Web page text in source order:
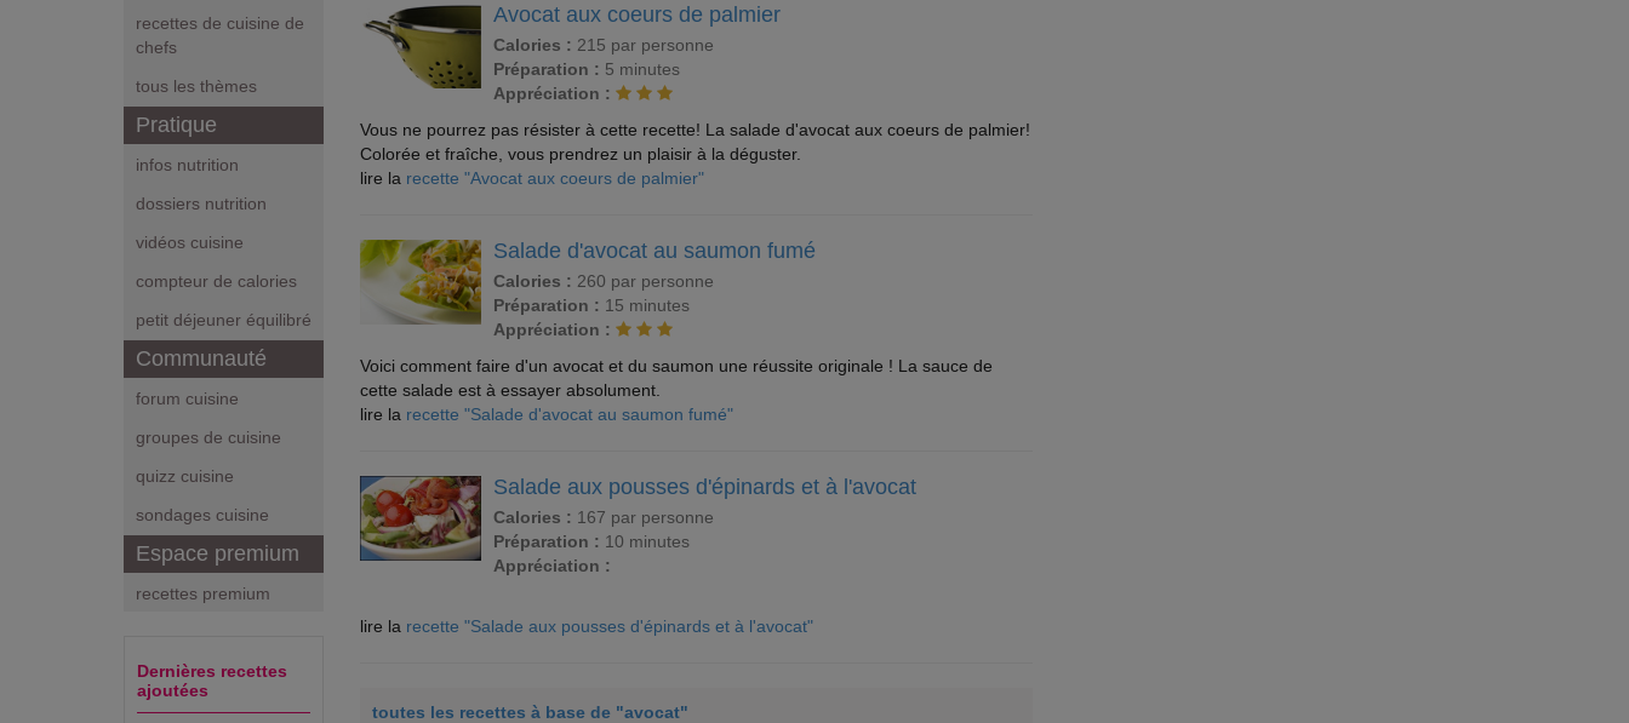
recettes de cuisine de
chefs
tous les thèmes
Pratique
infos nutrition
dossiers nutrition
vidéos cuisine
compteur de calories
petit déjeuner équilibré
Communauté
forum cuisine
groupes de cuisine
quizz cuisine
sondages cuisine
Espace premium
recettes premium
Dernières recettes
ajoutées
Avocat aux coeurs de palmier
Calories : 215 par personne
Préparation : 5 minutes
Appréciation :
Vous ne pourrez pas résister à cette recette! La salade d'avocat aux coeurs de palmier!
Colorée et fraîche, vous prendrez un plaisir à la déguster.
lire la recette "Avocat aux coeurs de palmier"
Salade d'avocat au saumon fumé
Calories : 260 par personne
Préparation : 15 minutes
Appréciation :
Voici comment faire d'un avocat et du saumon une réussite originale ! La sauce de
cette salade est à essayer absolument.
lire la recette "Salade d'avocat au saumon fumé"
Salade aux pousses d'épinards et à l'avocat
Calories : 167 par personne
Préparation : 10 minutes
Appréciation :
lire la recette "Salade aux pousses d'épinards et à l'avocat"
toutes les recettes à base de "avocat"